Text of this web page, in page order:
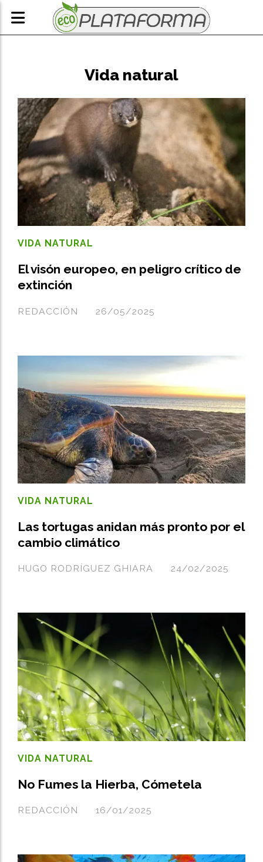
Vida natural
El visón europeo, en peligro crítico de
extinción
REDACCIÓN
VIDA NATURAL
26/05/2025
Las tortugas anidan más pronto por el
cambio climático
HUGO RODRÍGUEZ GHIARA
VIDA NATURAL
24/02/2025
No Fumes la Hierba, Cómetela
REDACCIÓN
VIDA NATURAL
16/01/2025